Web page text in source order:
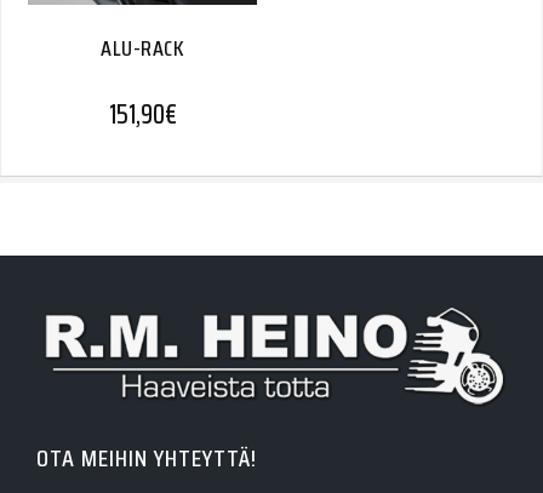
ALU-RACK
151,90€
OTA MEIHIN YHTEYTTÄ!